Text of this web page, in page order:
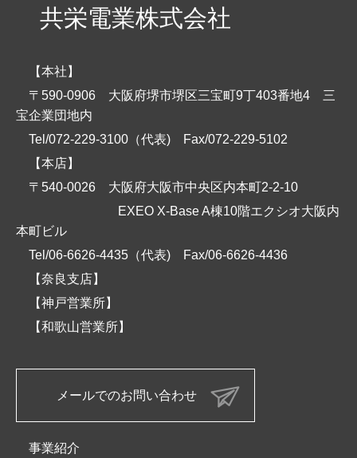
共栄電業株式会社
【本社】
〒590-0906 大阪府堺市堺区三宝町9丁403番地4 三
宝企業団地内
Tel/072-229-3100（代表)
Fax/072-229-5102
【本店】
〒540-0026 大阪府大阪市中央区内本町2-2-10
EXEO X-Base A棟10階エクシオ大阪内
本町ビル
Tel/06-6626-4435（代表)
Fax/06-6626-4436
【奈良支店】
【神戸営業所】
【和歌山営業所】
メールでのお問い合わせ
事業紹介